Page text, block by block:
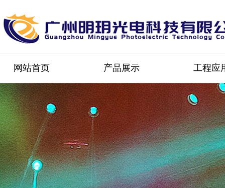
网站首页 产品展示 工程应